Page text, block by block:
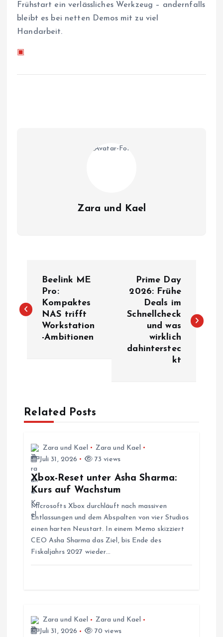
Frühstart ein verlässliches Werkzeug – andernfalls
bleibt es bei netten Demos mit zu viel
Handarbeit.
▣
Zara und Kael
i
g
Beelink ME
Pro:
Kompaktes
NAS trifft
Workstation
-Ambitionen
Prime Day
2026: Frühe
Deals im
Schnellcheck
und was
wirklich
dahinterstec
kt
Related Posts
Zara und Kael
Zara und Kael
Juli 31, 2026
73 views
Xbox-Reset unter Asha Sharma:
Kurs auf Wachstum
Microsofts Xbox durchläuft nach massiven
Entlassungen und dem Abspalten von vier Studios
einen harten Neustart. In einem Memo skizziert
CEO Asha Sharma das Ziel, bis Ende des
Fiskaljahrs 2027 wieder…
Zara und Kael
Zara und Kael
Juli 31, 2026
70 views